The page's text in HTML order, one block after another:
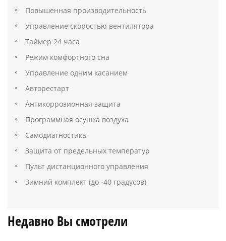
Повышенная производительность
Управление скоростью вентилятора
Таймер 24 часа
Режим комфортного сна
Управление одним касанием
Авторестарт
Антикоррозионная защита
Программная осушка воздуха
Самодиагностика
Защита от предельных температур
Пульт дистанционного управления
Зимний комплект (до -40 градусов)
Недавно Вы смотрели